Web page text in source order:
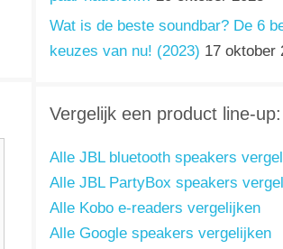
Wat is de beste soundbar? De 6
keuzes van nu! (2023) 17 oktober
Vergelijk een product line-up:
Alle JBL bluetooth speakers
Alle JBL PartyBox speakers
Alle Kobo e-readers vergelijken
Alle Google speakers vergelijken